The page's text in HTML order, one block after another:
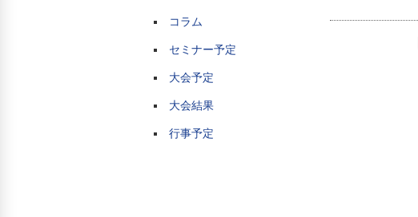
コラム
セミナー予定
大会予定
大会結果
行事予定